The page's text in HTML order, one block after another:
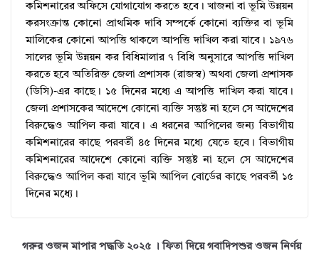
কমিশনারের অফিসে যোগাযোগ করতে হবে। খাজনা বা ভূমি উন্নয়ন
করসংক্রান্ত কোনো প্রাথমিক দাবি সম্পর্কে কোনো ব্যক্তির বা ভূমি
মালিকের কোনো আপত্তি থাকলে আপত্তি দাখিল করা যাবে। ১৯৭৬
সালের ভূমি উন্নয়ন কর বিধিমালার ৭ বিধি অনুসারে আপত্তি দাখিল
করতে হবে অতিরিক্ত জেলা প্রশাসক (রাজস্ব) অথবা জেলা প্রশাসক
(ডিসি)-এর কাছে। ১৫ দিনের মধ্যে এ আপত্তি দাখিল করা যাবে।
জেলা প্রশাসকের আদেশে কোনো ব্যক্তি সন্তুষ্ট না হলে সে আদেশের
বিরুদ্ধেও আপিল করা যাবে। এ ধরনের আপিলের জন্য বিভাগীয়
কমিশনারের কাছে পরবর্তী ৪৫ দিনের মধ্যে যেতে হবে। বিভাগীয়
কমিশনারের আদেশে কোনো ব্যক্তি সন্তুষ্ট না হলে সে আদেশের
বিরুদ্ধেও আপিল করা যাবে ভূমি আপিল বোর্ডের কাছে পরবর্তী ১৫
দিনের মধ্যে।
গরুর ওজন মাপার পদ্ধতি ২০২৫ । ফিতা দিয়ে গবাদিপশুর ওজন নির্ণয়